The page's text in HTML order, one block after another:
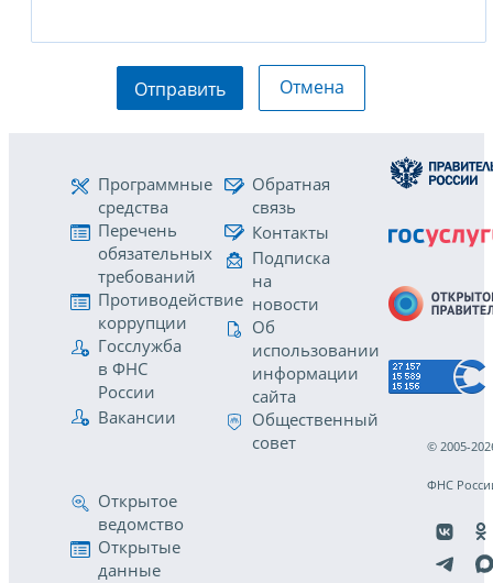
Отправить Отмена
Программные
средства
Перечень
обязательных
требований
Противодействие
коррупции
Госслужба
в ФНС
России
Вакансии
Обратная
связь
Контакты
Подписка
на
новости
Об
использовании
информации
сайта
Общественный
совет
Открытое
ведомство
Открытые
данные
© 2005-
ФНС